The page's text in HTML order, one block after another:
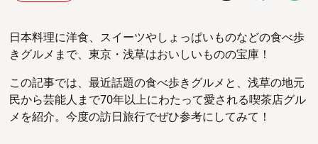
日本料理に洋食、スイーツやしょっぱいものなどの食べ歩
きグルメまで、東京・浅草はおいしいものの宝庫！
この記事では、最近話題の食べ歩きグルメと、浅草の地元
民から芸能人まで70年以上にわたって愛される喫茶店グル
メを紹介。今度の訪日旅行でぜひ参考にしてみて！